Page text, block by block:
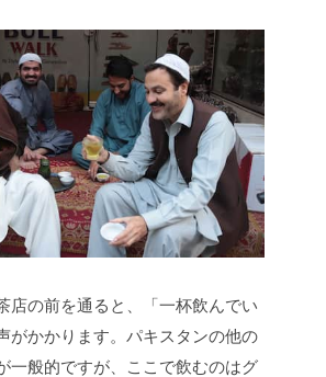
店の前を通ると、「一杯飲んでい
がかかります。パキスタンの他の
一般的ですが、ここで飲むのはグ